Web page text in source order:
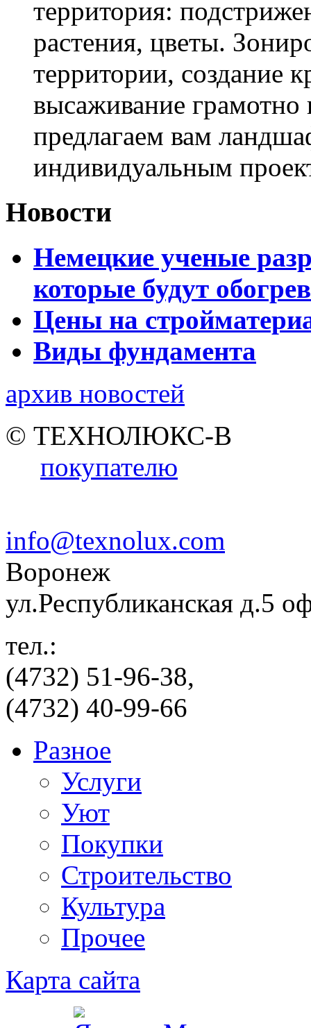
территория:
растения, цветы.
территории, создание
высаживание
предлагаем вам
индивидуальным
Новости
Немецкие ученые
которые будут
Цены на
Виды фундамента
архив новостей
© ТЕХНОЛЮКС-В
покупателю
info@texnolux.com
Воронеж
ул.Республиканская д.5
тел.:
(4732) 51-96-38,
(4732) 40-99-66
Разное
Услуги
Уют
Покупки
Строительство
Культура
Прочее
Карта сайта